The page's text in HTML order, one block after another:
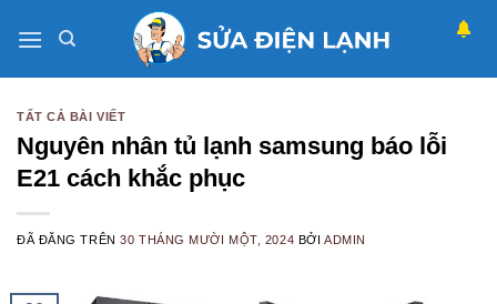
đến
TẤT CẢ BÀI VIẾT
Nguyên nhân tủ lạnh samsung báo lỗi
E21 cách khắc phục
ĐÃ ĐĂNG TRÊN30 THÁNG MƯỜI MỘT, 2024 BỞI ADMIN